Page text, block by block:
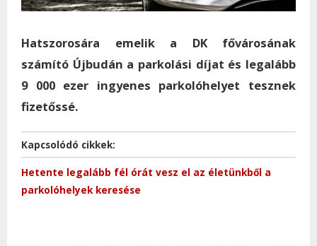
Hatszorosára emelik a DK fővárosának
számító Újbudán a parkolási díjat és legalább
9 000 ezer ingyenes parkolóhelyet tesznek
fizetőssé.
Kapcsolódó cikkek:
Hetente legalább fél órát vesz el az életünkből a
parkolóhelyek keresése